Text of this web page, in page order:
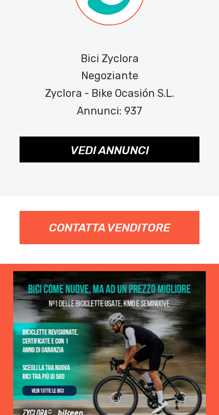
Bici Zyclora
Negoziante
Zyclora - Bike Ocasión S.L.
Annunci: 937
VEDI ANNUNCI
CONTATTA VENDITORE